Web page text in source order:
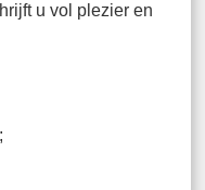
u vol plezier en